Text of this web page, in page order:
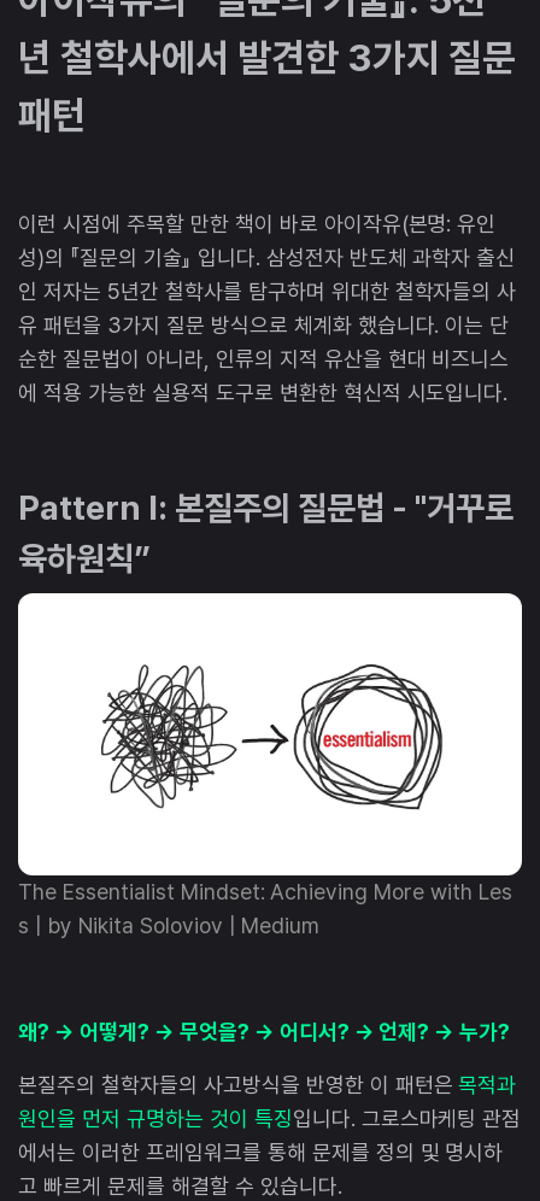
년 철학사에서 발견한 3가지 질문
패턴
이런 시점에 주목할 만한 책이 바로 아이작유(본명: 유인
성)의 『질문의 기술』 입니다. 삼성전자 반도체 과학자 출신
인 저자는 5년간 철학사를 탐구하며 위대한 철학자들의 사
유 패턴을 3가지 질문 방식으로 체계화 했습니다. 이는 단
순한 질문법이 아니라, 인류의 지적 유산을 현대 비즈니스
에 적용 가능한 실용적 도구로 변환한 혁신적 시도입니다.
Pattern I: 본질주의 질문법 - "거꾸로
육하원칙”
The Essentialist Mindset: Achieving More with Les
s | by Nikita Soloviov | Medium
왜? → 어떻게? → 무엇을? → 어디서? → 언제? → 누가?
본질주의 철학자들의 사고방식을 반영한 이 패턴은목적과
원인을 먼저 규명하는 것이 특징입니다. 그로스마케팅 관점
에서는 이러한 프레임워크를 통해 문제를 정의 및 명시하
고 빠르게 문제를 해결할 수 있습니다.